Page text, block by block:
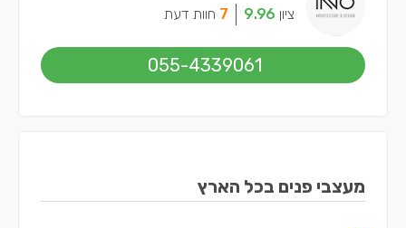
ציון 9.96
7 חוות דעת
055-4339061
מעצבי פנים בכל הארץ